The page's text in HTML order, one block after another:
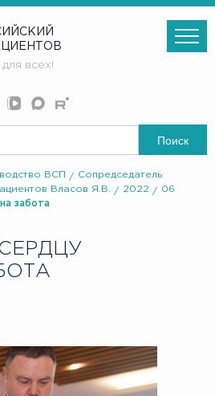
всех!
Поиск
ВСП
Сопредседатель
Власов Я.В.
2022
06
забота